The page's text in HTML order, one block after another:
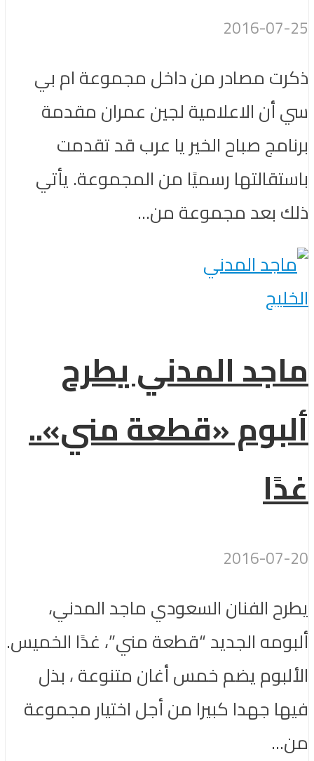
2016-07-25
ذكرت مصادر من داخل مجموعة ام بي
سي أن الاعلامية لجين عمران مقدمة
برنامج صباح الخير يا عرب قد تقدمت
باستقالتها رسميًا من المجموعة. يأتي
ذلك بعد مجموعة من...
الخليج
ماجد المدني يطرح
ألبوم «قطعة مني»..
غدًا
2016-07-20
يطرح الفنان السعودي ماجد المدني،
ألبومه الجديد “قطعة مني”، غدًا الخميس.
الألبوم يضم خمس أغان متنوعة ، بذل
فيها جهدا كبيرا من أجل اختيار مجموعة
من...